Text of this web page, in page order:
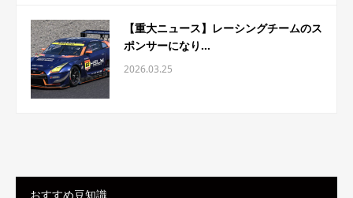
【重大ニュース】レーシングチームのス
ポンサーになり...
2026.03.25
おすすめ豆知識